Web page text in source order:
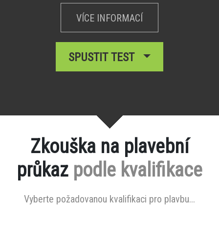
VÍCE INFORMACÍ
SPUSTIT TEST
Zkouška na plavební
průkaz podle kvalifikace
Vyberte požadovanou kvalifikaci pro plavbu...